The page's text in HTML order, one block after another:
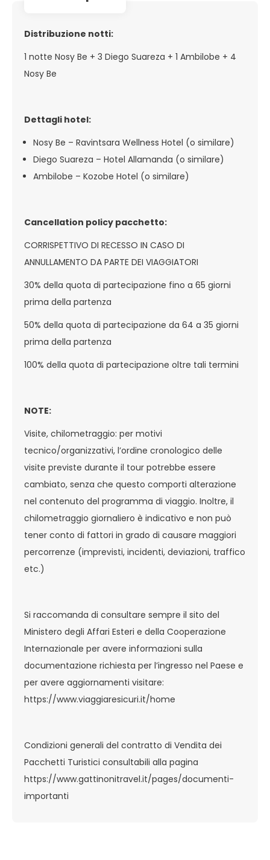
Distribuzione notti:
1 notte Nosy Be + 3 Diego Suareza + 1 Ambilobe + 4
Nosy Be
Dettagli hotel:
Nosy Be – Ravintsara Wellness Hotel (o similare)
Diego Suareza – Hotel Allamanda (o similare)
Ambilobe – Kozobe Hotel (o similare)
Cancellation policy pacchetto:
CORRISPETTIVO DI RECESSO IN CASO DI
ANNULLAMENTO DA PARTE DEI VIAGGIATORI
30% della quota di partecipazione fino a 65 giorni
prima della partenza
50% della quota di partecipazione da 64 a 35 giorni
prima della partenza
100% della quota di partecipazione oltre tali termini
NOTE:
Visite, chilometraggio: per motivi
tecnico/organizzativi, l’ordine cronologico delle
visite previste durante il tour potrebbe essere
cambiato, senza che questo comporti alterazione
nel contenuto del programma di viaggio. Inoltre, il
chilometraggio giornaliero è indicativo e non può
tener conto di fattori in grado di causare maggiori
percorrenze (imprevisti, incidenti, deviazioni, traffico
etc.)
Si raccomanda di consultare sempre il sito del
Ministero degli Affari Esteri e della Cooperazione
Internazionale per avere informazioni sulla
documentazione richiesta per l’ingresso nel Paese e
per avere aggiornamenti visitare:
https://www.viaggiaresicuri.it/home
Condizioni generali del contratto di Vendita dei
Pacchetti Turistici consultabili alla pagina
https://www.gattinonitravel.it/pages/documenti-
importanti